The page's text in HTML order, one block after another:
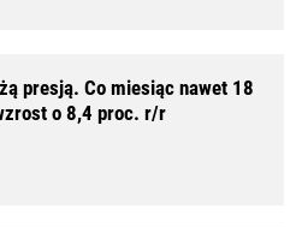
presją. Co miesiąc nawet 18
o 8,4 proc. r/r